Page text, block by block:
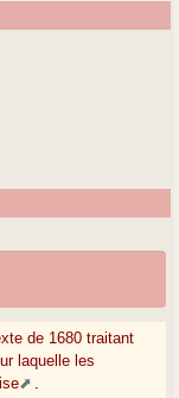
de 1680 traitant
laquelle les